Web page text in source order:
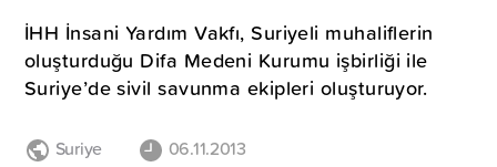
İHH İnsani Yardım Vakfı, Suriyeli muhaliflerin
oluşturduğu Difa Medeni Kurumu işbirliği ile
Suriye’de sivil savunma ekipleri oluşturuyor.
Suriye 06.11.2013